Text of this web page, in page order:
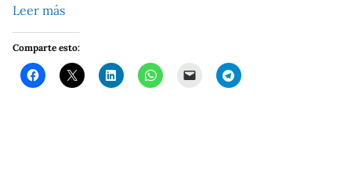
Leer más
Comparte esto: